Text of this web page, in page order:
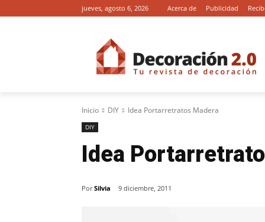
jueves, agosto 6, 2026 Acerca de Publicidad
Inicio DIY Idea Portarretratos Madera
DIY
Idea
Por Silvia 9 diciembre, 2011